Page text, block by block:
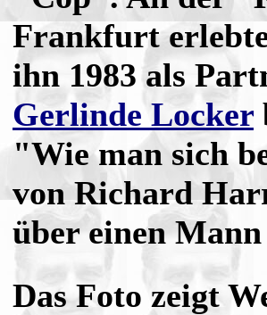
Frankfurt
ihn 1983 als
Gerlinde Locker
"Wie man sich
von Richard
über einen
Das Foto zeigt